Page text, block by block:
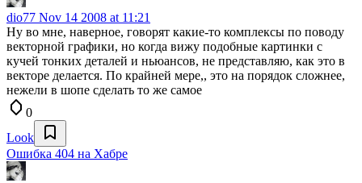
dio77 Nov 14 2008 at 11:21
Ну во мне, наверное, говорят какие-то комплексы по поводу
векторной графики, но когда вижу подобные картинки с
кучей тонких деталей и ньюансов, не представляю, как это в
векторе делается. По крайней мере,, это на порядок сложнее,
нежели в шопе сделать то же самое
0
Look
Ошибка 404 на Хабре